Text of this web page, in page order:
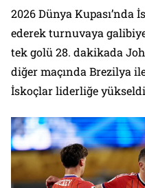
2026 Dünya Kupası’nda
ederek turnuvaya
tek golü 28. dakikada
diğer maçında Brezilya
İskoçlar liderliğe